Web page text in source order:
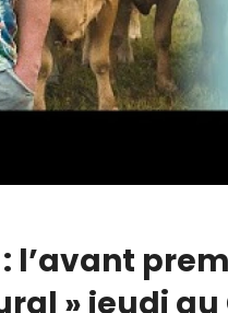
l’avant
» jeudi